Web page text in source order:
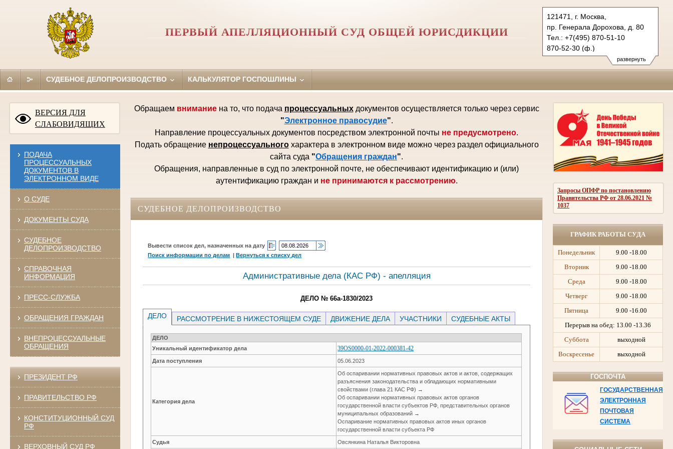
развернуть
121471, г. Москва,
пр. Генерала Дорохова, д. 80
Тел.: +7(495) 870-51-10
870-52-30 (ф.)
1ap@sudrf.ru
ПЕРВЫЙ АПЕЛЛЯЦИОННЫЙ СУД ОБЩЕЙ ЮРИСДИКЦИИ
СУДЕБНОЕ ДЕЛОПРОИЗВОДСТВО КАЛЬКУЛЯТОР ГОСПОШЛИНЫ
ВЕРСИЯ ДЛЯ
СЛАБОВИДЯЩИХ
ПОДАЧА
ПРОЦЕССУАЛЬНЫХ
ДОКУМЕНТОВ В
ЭЛЕКТРОННОМ ВИДЕ
О СУДЕ
ДОКУМЕНТЫ СУДА
СУДЕБНОЕ
ДЕЛОПРОИЗВОДСТВО
СПРАВОЧНАЯ
ИНФОРМАЦИЯ
ПРЕСС-СЛУЖБА
ОБРАЩЕНИЯ ГРАЖДАН
ВНЕПРОЦЕССУАЛЬНЫЕ
ОБРАЩЕНИЯ
ПРЕЗИДЕНТ РФ
ПРАВИТЕЛЬСТВО РФ
КОНСТИТУЦИОННЫЙ СУД
РФ
ВЕРХОВНЫЙ СУД РФ
Запросы ОПФР по постановлению
Правительства РФ от 28.06.2021 №
1037
ГРАФИК РАБОТЫ СУДА
Понедельник
9.00 -18.00
Вторник
9.00 -18.00
Среда
9.00 -18.00
Четверг
9.00 -18.00
Пятница
9.00 -16.00
Перерыв на обед: 13.00 -13.36
Суббота
выходной
Воскресенье
выходной
ГОСПОЧТА
ГОСУДАРСТВЕННАЯ
ЭЛЕКТРОННАЯ
ПОЧТОВАЯ
СИСТЕМА
Обращаем вниманиена то, что подача процессуальныхдокументов осуществляется только через сервис
"Электронное правосудие".
Направление процессуальных документов посредством электронной почты не предусмотрено.
Подать обращение непроцессуальногохарактера в электронном виде можно через раздел официального
сайта суда "Обращения граждан".
Обращения, направленные в суд по электронной почте, не обеспечивают идентификацию и (или)
аутентификацию граждан и не принимаются к рассмотрению.
СУДЕБНОЕ ДЕЛОПРОИЗВОДСТВО
Вывести список дел, назначенных на дату
Поиск информации по делам |Вернуться к списку дел
Административные дела (КАC РФ) - апелляция
ДЕЛО № 66а-1830/2023
ДЕЛО РАССМОТРЕНИЕ В НИЖЕСТОЯЩЕМ СУДЕ ДВИЖЕНИЕ ДЕЛА УЧАСТНИКИ СУДЕБНЫЕ АКТЫ
ДЕЛО
Уникальный идентификатор дела
39OS0000-01-2022-000381-42
Дата поступления 05.06.2023
Категория дела
Об оспаривании нормативных правовых актов и актов, содержащих
разъяснения законодательства и обладающих нормативными
свойствами (глава 21 КАС РФ) →
Об оспаривании нормативных правовых актов органов
государственной власти субъектов РФ, представительных органов
муниципальных образований →
Оспаривание нормативных правовых актов иных органов
государственной власти субъекта РФ
Судья Овсянкина Наталья Викторовна